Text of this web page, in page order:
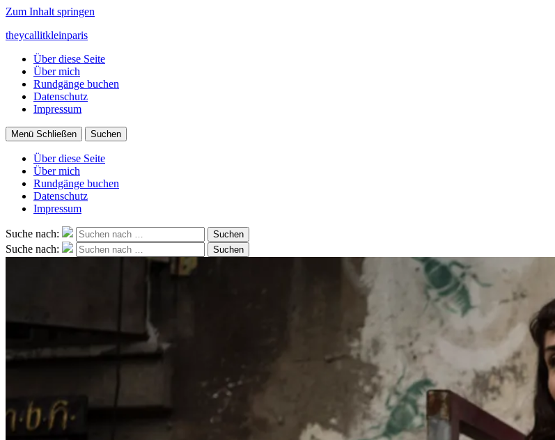
Zum Inhalt springen
theycallitkleinparis
Über diese Seite
Über mich
Rundgänge buchen
Datenschutz
Impressum
Menü Schließen Suchen
Über diese Seite
Über mich
Rundgänge buchen
Datenschutz
Impressum
Suche nach: Suchen
Suche nach: Suchen